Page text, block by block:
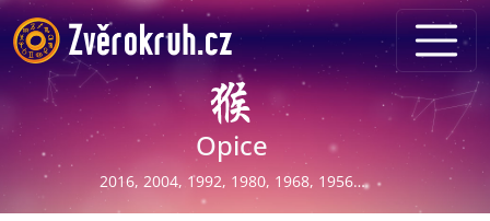
Opice
2016, 2004, 1992, 1980, 1968, 1956…